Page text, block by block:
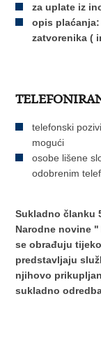
za uplate iz
opis
zatvorenika (
telefonski
mogući
osobe lišene
odobrenim
Sukladno članku
Narodne novine "
se obrađuju
predstavljaju
njihovo
sukladno